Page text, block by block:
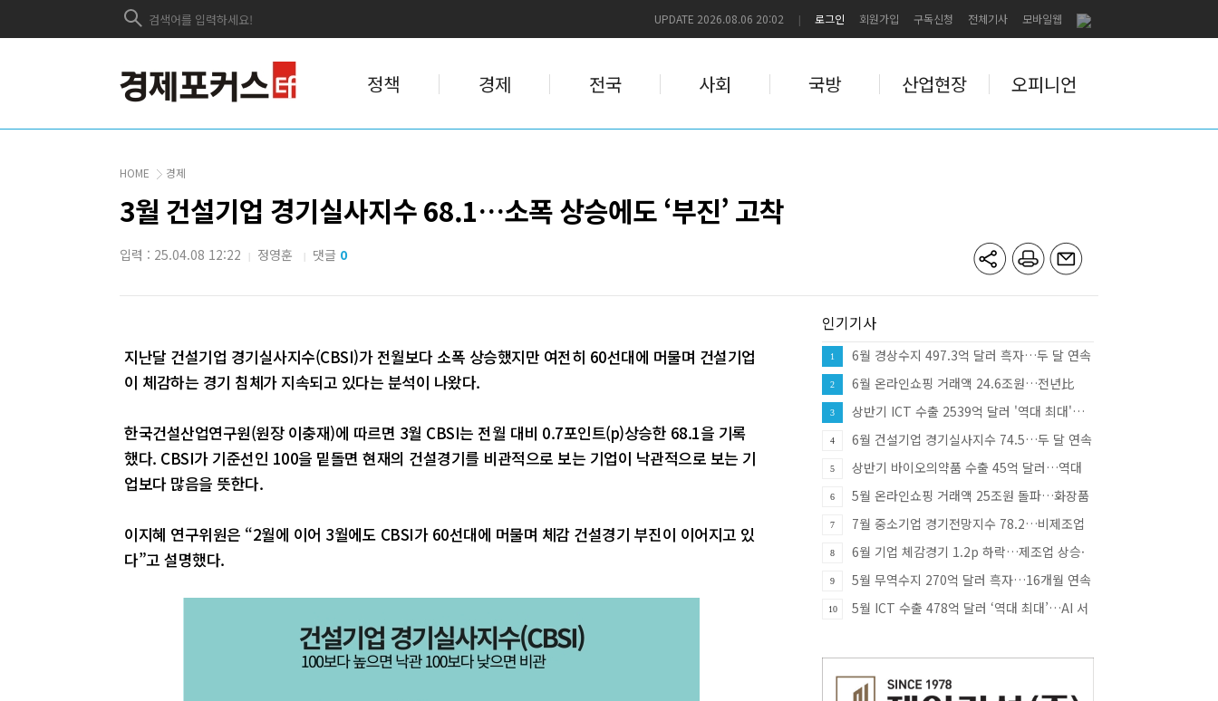
UPDATE 2026.08.06 20:02 로그인 회원가입 구독신청 전체기사 모바일웹
정책 경제 전국 사회 국방 산업현장 오피니언
HOME 경제
3월 건설기업 경기실사지수 68.1…소폭 상승에도 ‘부진’ 고착
입력 : 25.04.08 12:22 | 정영훈 | 댓글 0
지난달 건설기업 경기실사지수(CBSI)가 전월보다 소폭 상승했지만 여전히 60선대에 머물며 건설기업
이 체감하는 경기 침체가 지속되고 있다는 분석이 나왔다.
한국건설산업연구원(원장 이충재)에 따르면 3월 CBSI는 전월 대비 0.7포인트(p)상승한 68.1을 기록
했다. CBSI가 기준선인 100을 밑돌면 현재의 건설경기를 비관적으로 보는 기업이 낙관적으로 보는 기
업보다 많음을 뜻한다.
이지혜 연구위원은 “2월에 이어 3월에도 CBSI가 60선대에 머물며 체감 건설경기 부진이 이어지고 있
다”고 설명했다.
인기기사
1
6월 경상수지 497.3억 달러 흑자…두 달 연속
역대 최대
2
6월 온라인쇼핑 거래액 24.6조원…전년比
10.7%↑
3
상반기 ICT 수출 2539억 달러 '역대 최대'…
반도체·SSD 견인
4
6월 건설기업 경기실사지수 74.5…두 달 연속
상승
5
상반기 바이오의약품 수출 45억 달러…역대
최대
6
5월 온라인쇼핑 거래액 25조원 돌파…화장품
·식품 소비 증가 견인
7
7월 중소기업 경기전망지수 78.2…비제조업
부진에 한 달 만에 하락 전환
8
6월 기업 체감경기 1.2p 하락…제조업 상승·
비제조업 부진
9
5월 무역수지 270억 달러 흑자…16개월 연속
흑자 행진
10
5월 ICT 수출 478억 달러 ‘역대 최대’…AI 서